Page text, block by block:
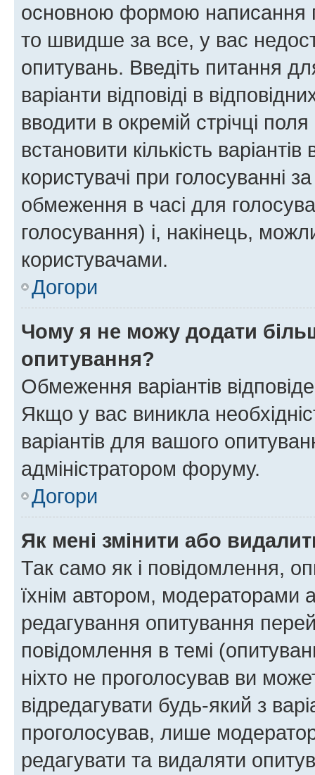
основною формою написання
то швидше за все, у вас
опитувань. Введіть питання
варіанти відповіді в
вводити в окремій стрічці
встановити кількість
користувачі при голосуванні
обмеження в часі для
голосування) і, накінець,
користувачами.
Догори
Чому я не можу додати
опитування?
Обмеження варіантів
Якщо у вас виникла
варіантів для вашого
адміністратором форуму.
Догори
Як мені змінити або
Так само як і повідомлення,
їхнім автором, модераторами
редагування опитування
повідомлення в темі
ніхто не проголосував ви
відредагувати будь-який з
проголосував, лише
редагувати та видаляти